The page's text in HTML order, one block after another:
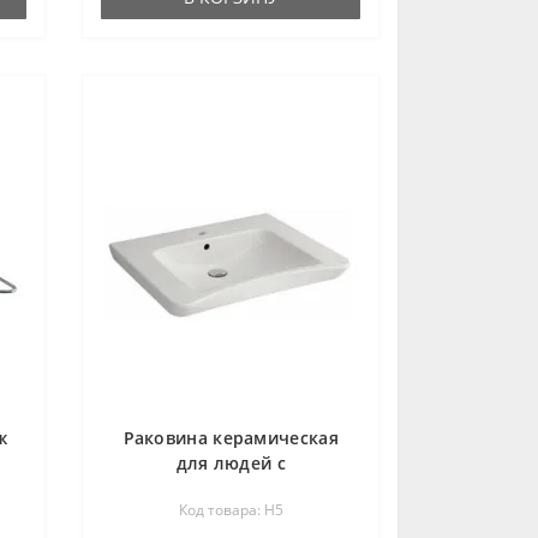
Раковина керамическая
для людей с
способностями H5
Код товара: H5